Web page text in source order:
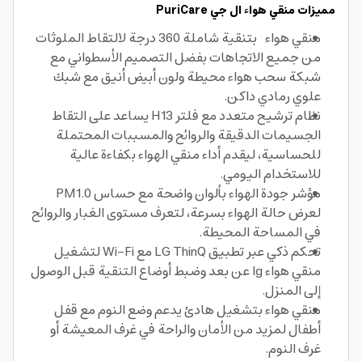
مميزات منقي هواء ال جي PuriCare
منقي هواء بتنقية شاملة 360 درجة لالتقاط الملوثات
من جميع الاتجاهات بفضل التصميم الأسطواني مع
شبكة سحب هواء محيطة ولون أبيض أنيق مع شبك
علوي رمادي داكن.
نظام ترشيح متعدد مع فلتر H13 يساعد على التقاط
الجسيمات الدقيقة والروائح والمسببات المحتملة
للحساسية، ليقدم أداء منقي الهواء بكفاءة عالية
للاستخدام اليومي.
مؤشر جودة الهواء بألوان واضحة مع حساس PM1.0
لعرض حالة الهواء بسرعة، لتعرف مستوى الغبار والروائح
في المساحة المحيطة.
تحكم ذكي عبر تطبيق LG ThinQ مع Wi-Fi لتشغيل
منقي هواء lg عن بعد وضبط أوضاع التنقية قبل الوصول
إلى المنزل.
منقي هواء بتشغيل هادئ يدعم وضع النوم مع قفل
أطفال لمزيد من الأمان والراحة في غرف المعيشة أو
غرف النوم.